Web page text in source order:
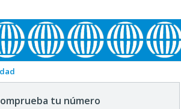
tu número